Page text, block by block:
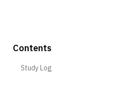
Contents
Study Log